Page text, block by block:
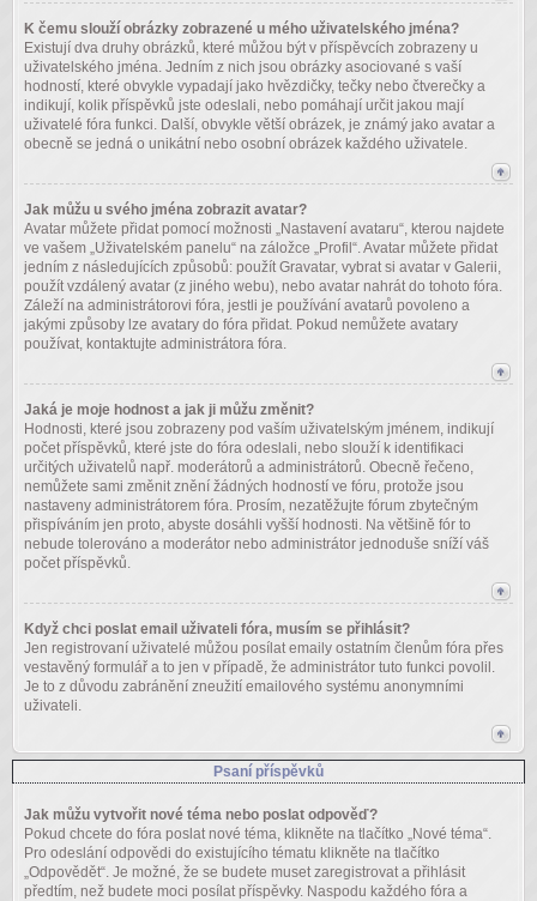
K čemu slouží obrázky zobrazené u mého uživatelského jména?
Existují dva druhy obrázků, které můžou být v příspěvcích zobrazeny u
uživatelského jména. Jedním z nich jsou obrázky asociované s vaší
hodností, které obvykle vypadají jako hvězdičky, tečky nebo čtverečky a
indikují, kolik příspěvků jste odeslali, nebo pomáhají určit jakou mají
uživatelé fóra funkci. Další, obvykle větší obrázek, je známý jako avatar a
obecně se jedná o unikátní nebo osobní obrázek každého uživatele.
Jak můžu u svého jména zobrazit avatar?
Avatar můžete přidat pomocí možnosti „Nastavení avataru“, kterou najdete
ve vašem „Uživatelském panelu“ na záložce „Profil“. Avatar můžete přidat
jedním z následujících způsobů: použít Gravatar, vybrat si avatar v Galerii,
použít vzdálený avatar (z jiného webu), nebo avatar nahrát do tohoto fóra.
Záleží na administrátorovi fóra, jestli je používání avatarů povoleno a
jakými způsoby lze avatary do fóra přidat. Pokud nemůžete avatary
používat, kontaktujte administrátora fóra.
Jaká je moje hodnost a jak ji můžu změnit?
Hodnosti, které jsou zobrazeny pod vaším uživatelským jménem, indikují
počet příspěvků, které jste do fóra odeslali, nebo slouží k identifikaci
určitých uživatelů např. moderátorů a administrátorů. Obecně řečeno,
nemůžete sami změnit znění žádných hodností ve fóru, protože jsou
nastaveny administrátorem fóra. Prosím, nezatěžujte fórum zbytečným
přispíváním jen proto, abyste dosáhli vyšší hodnosti. Na většině fór to
nebude tolerováno a moderátor nebo administrátor jednoduše sníží váš
počet příspěvků.
Když chci poslat email uživateli fóra, musím se přihlásit?
Jen registrovaní uživatelé můžou posílat emaily ostatním členům fóra přes
vestavěný formulář a to jen v případě, že administrátor tuto funkci povolil.
Je to z důvodu zabránění zneužití emailového systému anonymními
uživateli.
Psaní příspěvků
Jak můžu vytvořit nové téma nebo poslat odpověď?
Pokud chcete do fóra poslat nové téma, klikněte na tlačítko „Nové téma“.
Pro odeslání odpovědi do existujícího tématu klikněte na tlačítko
„Odpovědět“. Je možné, že se budete muset zaregistrovat a přihlásit
předtím, než budete moci posílat příspěvky. Naspodu každého fóra a